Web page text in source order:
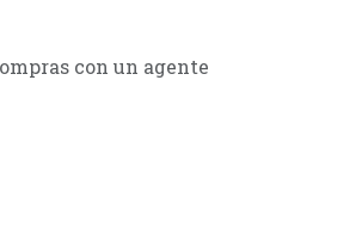
con un agente